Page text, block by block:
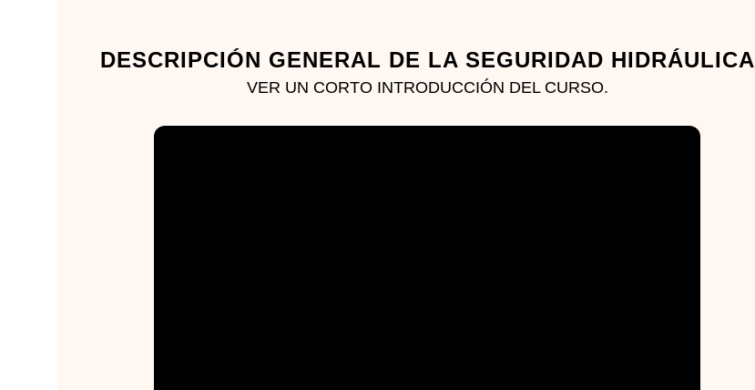
DESCRIPCIÓN GENERAL DE LA SEGURIDAD HIDRÁULICA
VER UN CORTO INTRODUCCIÓN DEL CURSO.